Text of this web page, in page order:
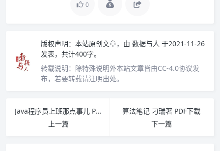
0
版权声明： 本站原创文章，由 数据与人 于2021-11-26
发表，共计400字。
转载说明： 除特殊说明外本站文章皆由CC-4.0协议发
布，若要转载请注明出处。
Java程序员上班那点事儿 PDF下载
上一篇
算法笔记 刁瑞著 PDF下载
下一篇